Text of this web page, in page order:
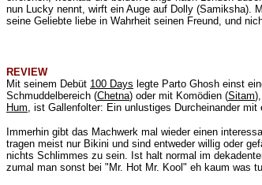
nun Lucky nennt, wirft ein Auge auf Dolly (Samiksha).
seine Geliebte liebe in Wahrheit seinen Freund, und
REVIEW
Mit seinem Debüt 100 Days legte Parto Ghosh einst
Schmuddelbereich (Chetna) oder mit Komödien (Sitam
Hum, ist Gallenfolter: Ein unlustiges Durcheinander
Immerhin gibt das Machwerk mal wieder einen
tragen meist nur Bikini und sind entweder willig oder
nichts Schlimmes zu sein. Ist halt normal im
zumal man sonst bei "Mr. Hot Mr. Kool" eh kaum was